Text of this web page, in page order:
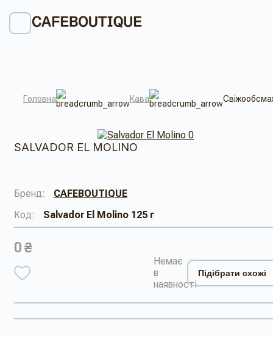
Головна Кава
SALVADOR EL MOLINO
Бренд:
CAFEBOUTIQUE
Код:
Salvador El Molino 125 г
0 ₴
Немає
в
наявності
Підібрати схожі